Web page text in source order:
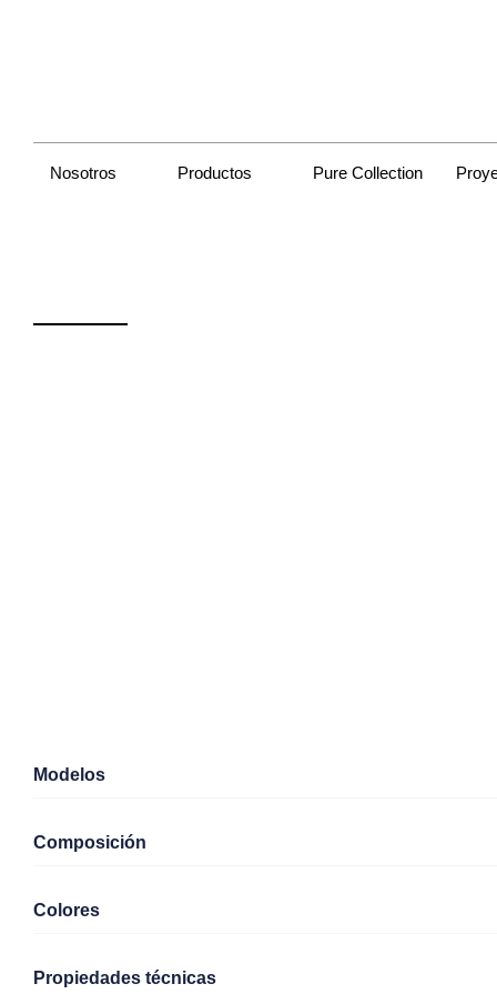
Nosotros Productos Pure Collection
Modelos
Composición
Colores
Propiedades técnicas